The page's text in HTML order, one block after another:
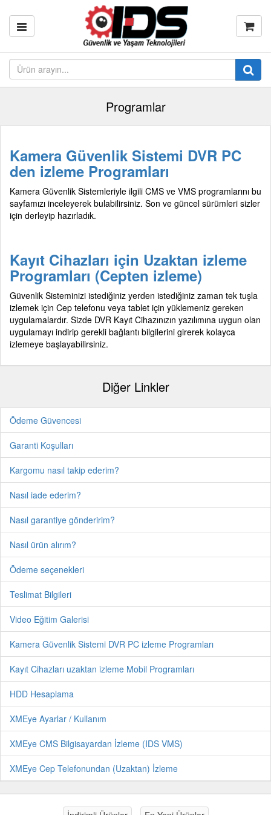
Programlar
Kamera Güvenlik Sistemi DVR PC
den izleme Programları
Kamera Güvenlik Sistemleriyle ilgili CMS ve VMS programlarını bu
sayfamızı inceleyerek bulabilirsiniz. Son ve güncel sürümleri sizler
için derleyip hazırladık.
Kayıt Cihazları için Uzaktan izleme
Programları (Cepten izleme)
Güvenlik Sisteminizi istediğiniz yerden istediğiniz zaman tek tuşla
izlemek için Cep telefonu veya tablet için yüklemeniz gereken
uygulamalardır. Sizde DVR Kayıt Cihazınızın yazılımına uygun olan
uygulamayı indirip gerekli bağlantı bilgilerini girerek kolayca
izlemeye başlayabilirsiniz.
Diğer Linkler
Ödeme Güvencesi
Garanti Koşulları
Kargomu nasıl takip ederim?
Nasıl iade ederim?
Nasıl garantiye gönderirim?
Nasıl ürün alırım?
Ödeme seçenekleri
Teslimat Bilgileri
Video Eğitim Galerisi
Kamera Güvenlik Sistemi DVR PC izleme Programları
Kayıt Cihazları uzaktan izleme Mobil Programları
HDD Hesaplama
XMEye Ayarlar / Kullanım
XMEye CMS Bilgisayardan İzleme (IDS VMS)
XMEye Cep Telefonundan (Uzaktan) İzleme